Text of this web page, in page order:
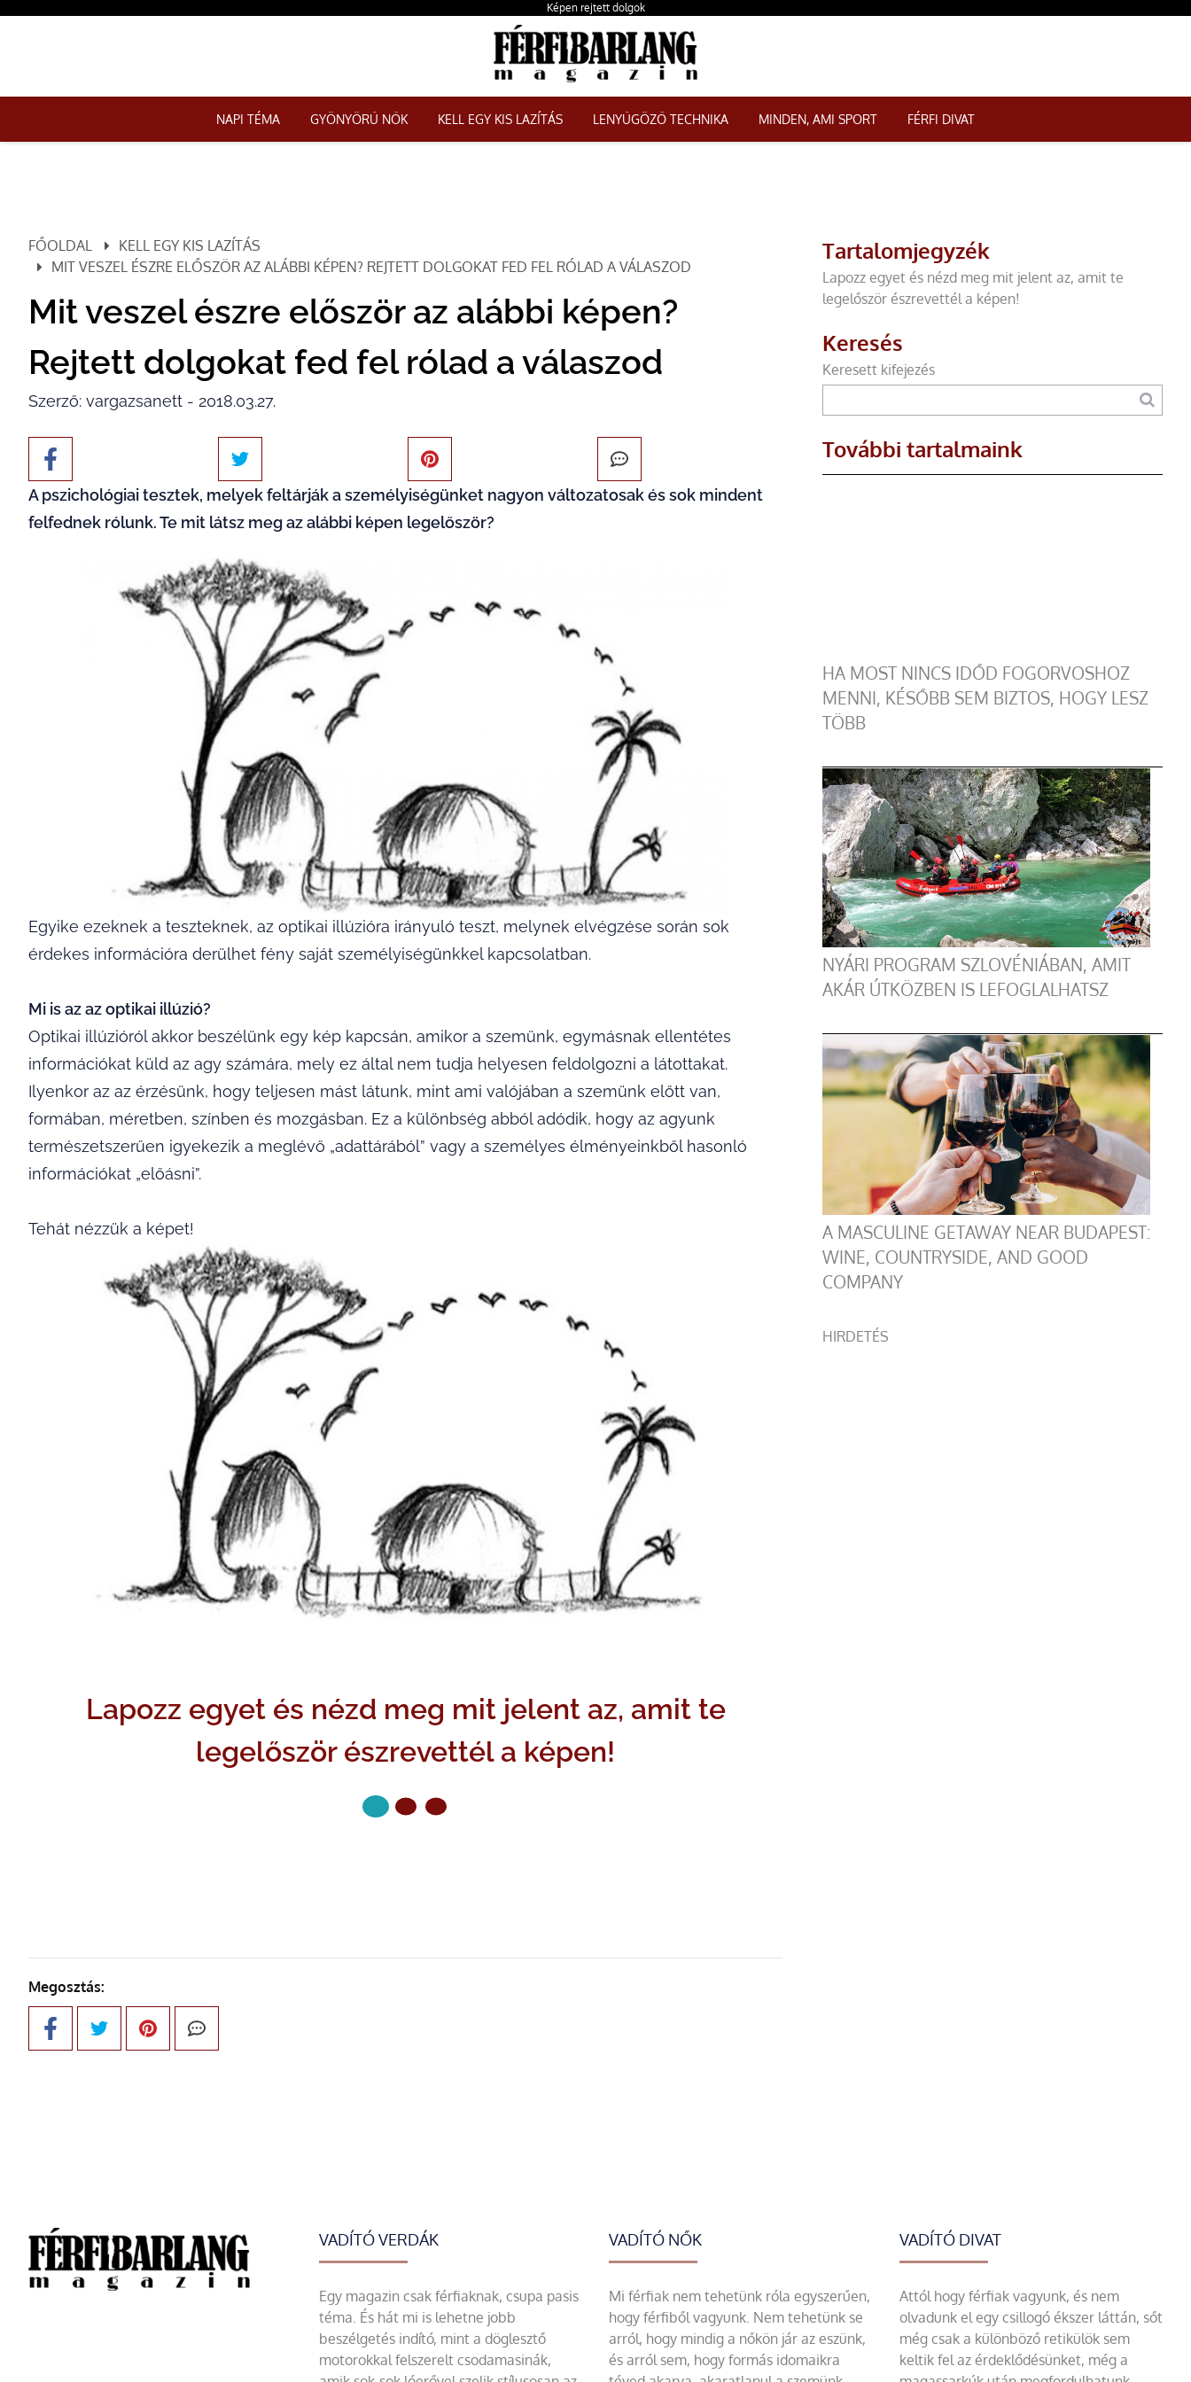
Képen rejtett dolgok
NAPI TÉMA GYÖNYÖRŰ NŐK KELL EGY KIS LAZÍTÁS LENYŰGÖZŐ TECHNIKA MINDEN, AMI SPORT FÉRFI DIVAT
FŐOLDAL
KELL EGY KIS LAZÍTÁS
MIT VESZEL ÉSZRE ELŐSZÖR AZ ALÁBBI KÉPEN? REJTETT DOLGOKAT FED FEL RÓLAD A VÁLASZOD
Mit veszel észre először az alábbi képen?
Rejtett dolgokat fed fel rólad a válaszod
Szerző: vargazsanett - 2018.03.27.
A pszichológiai tesztek, melyek feltárják a személyiségünket nagyon változatosak és sok mindent
felfednek rólunk. Te mit látsz meg az alábbi képen legelőször?
Egyike ezeknek a teszteknek, az optikai illúzióra irányuló teszt, melynek elvégzése során sok
érdekes információra derülhet fény saját személyiségünkkel kapcsolatban.
Mi is az az optikai illúzió?
Optikai illúzióról akkor beszélünk egy kép kapcsán, amikor a szemünk, egymásnak ellentétes
információkat küld az agy számára, mely ez által nem tudja helyesen feldolgozni a látottakat.
Ilyenkor az az érzésünk, hogy teljesen mást látunk, mint ami valójában a szemünk előtt van,
formában, méretben, színben és mozgásban. Ez a különbség abból adódik, hogy az agyunk
természetszerűen igyekezik a meglévő „adattárából” vagy a személyes élményeinkből hasonló
információkat „előásni”.
Tehát nézzük a képet!
Lapozz egyet és nézd meg mit jelent az, amit te
legelőször észrevettél a képen!
Megosztás:
Tartalomjegyzék
Lapozz egyet és nézd meg mit jelent az, amit te
legelőször észrevettél a képen!
Keresés
Keresett kifejezés
További tartalmaink
HA MOST NINCS IDŐD FOGORVOSHOZ
MENNI, KÉSŐBB SEM BIZTOS, HOGY LESZ
TÖBB
NYÁRI PROGRAM SZLOVÉNIÁBAN, AMIT
AKÁR ÚTKÖZBEN IS LEFOGLALHATSZ
A MASCULINE GETAWAY NEAR BUDAPEST:
WINE, COUNTRYSIDE, AND GOOD
COMPANY
HIRDETÉS
VADÍTÓ VERDÁK
Egy magazin csak férfiaknak, csupa pasis
téma. És hát mi is lehetne jobb
beszélgetés indító, mint a döglesztő
motorokkal felszerelt csodamasinák,
VADÍTÓ NŐK
Mi férfiak nem tehetünk róla egyszerűen,
hogy férfiből vagyunk. Nem tehetünk se
arról, hogy mindig a nőkön jár az eszünk,
és arról sem, hogy formás idomaikra
VADÍTÓ DIVAT
Attól hogy férfiak vagyunk, és nem
olvadunk el egy csillogó ékszer láttán, sőt
még csak a különböző retikülök sem
keltik fel az érdeklődésünket, még a